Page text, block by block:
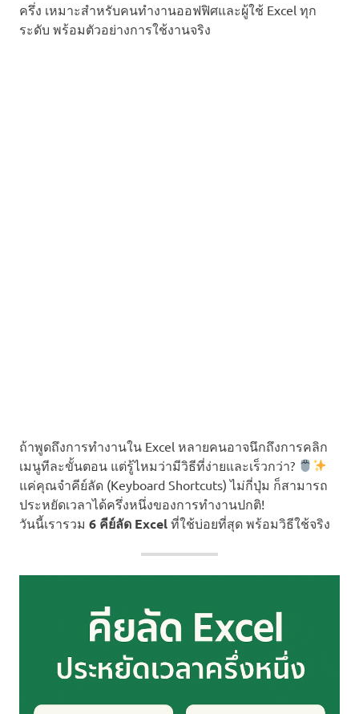
ครึ่ง เหมาะสำหรับคนทำงานออฟฟิศและผู้ใช้ Excel ทุก
ระดับ พร้อมตัวอย่างการใช้งานจริง
ถ้าพูดถึงการทำงานใน Excel หลายคนอาจนึกถึงการคลิก
เมนูทีละขั้นตอน แต่รู้ไหมว่ามีวิธีที่ง่ายและเร็วกว่า?
แค่คุณจำคีย์ลัด (Keyboard Shortcuts) ไม่กี่ปุ่ม ก็สามารถ
ประหยัดเวลาได้ครึ่งหนึ่งของการทำงานปกติ!
วันนี้เรารวม 6 คีย์ลัด Excel ที่ใช้บ่อยที่สุด พร้อมวิธีใช้จริง